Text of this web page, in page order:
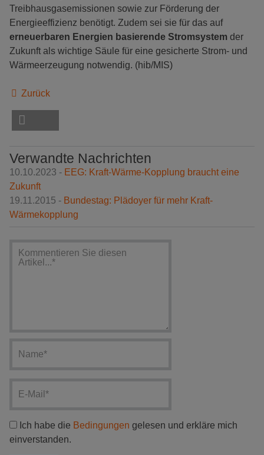
Treibhausgasemissionen sowie zur Förderung der
Energieeffizienz benötigt. Zudem sei sie für das auf
erneuerbaren Energien basierende Stromsystem der
Zukunft als wichtige Säule für eine gesicherte Strom- und
Wärmeerzeugung notwendig. (hib/MIS)
Zurück
Verwandte Nachrichten
10.10.2023 - EEG: Kraft-Wärme-Kopplung braucht eine
Zukunft
19.11.2015 - Bundestag: Plädoyer für mehr Kraft-
Wärmekopplung
Ich habe die Bedingungen gelesen und erkläre mich
einverstanden.